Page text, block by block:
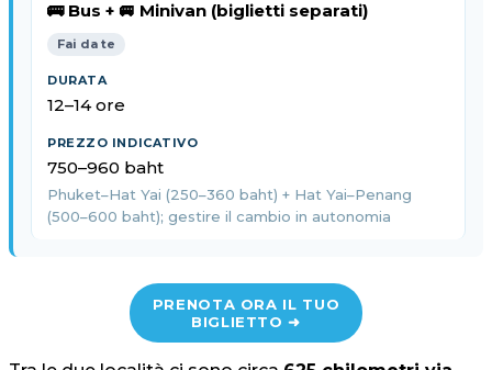
🚌 Bus + 🚐 Minivan (biglietti separati)
Fai da te
12–14 ore
750–960 baht
Phuket–Hat Yai (250–360 baht) + Hat Yai–Penang
(500–600 baht); gestire il cambio in autonomia
PRENOTA ORA IL TUO
BIGLIETTO ➜